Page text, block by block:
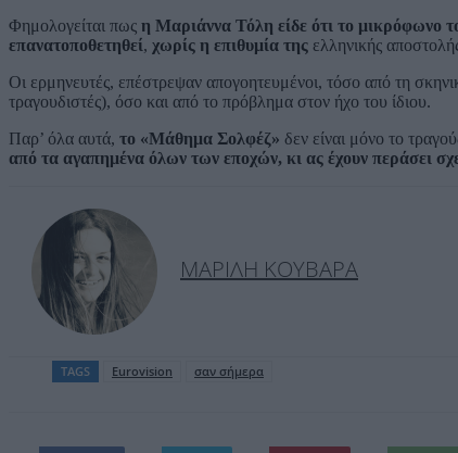
Φημολογείται πως η Μαριάννα Τόλη είδε ότι το μικρόφωνο
επανατοποθετηθεί, χωρίς η επιθυμία της ελληνικής
Οι ερμηνευτές, επέστρεψαν απογοητευμένοι, τόσο από τη
τραγουδιστές), όσο και από το πρόβλημα στον ήχο του ίδιου.
Παρ’ όλα αυτά, το «Μάθημα Σολφέζ» δεν είναι μόνο το
από τα αγαπημένα όλων των εποχών, κι ας έχουν περάσει
ΜΑΡΊΛΗ ΚΟΥΒΑΡΆ
TAGS Eurovision σαν σήμερα